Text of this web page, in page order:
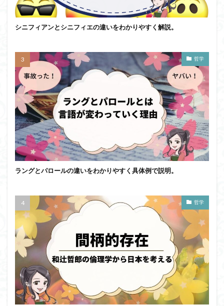
シニフィアンとシニフィエの違いをわかりやすく解説。
哲学
ラングとパロールの違いをわかりやすく具体例で説明。
哲学